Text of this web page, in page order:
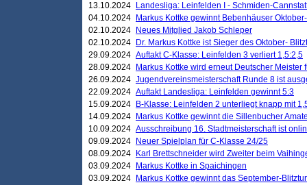
13.10.2024
Landesliga: Leinfelden I - Schmiden-
04.10.2024
Markus Kottke gewinnt Bebenhäuser
02.10.2024
Neues Mitglied Jakob Schleper
02.10.2024
Dr. Markus Kottke ist Sieger des Oktober-
29.09.2024 Auftakt C-Klasse: Leinfelden 3 verliert 1,5:2,5
28.09.2024
Markus Kottke wird erneut Deutscher Meister
26.09.2024 Jugendvereinsmeisterschaft Runde 8 ist
22.09.2024 Auftakt Landesliga: Leinfelden gewinnt 5:3
15.09.2024
B-Klasse: Leinfelden 2 unterliegt knapp mit
14.09.2024
Markus Kottke gewinnt die Sillenbucher
10.09.2024 Ausschreibung 16. Stadtmeisterschaft ist
09.09.2024
Neuer Spielplan für C-Klasse 24/25
08.09.2024
Karl Brettschneider wird Zweiter beim
03.09.2024
Markus Kottke in Spaichingen
03.09.2024
Markus Kottke gewinnt das September-